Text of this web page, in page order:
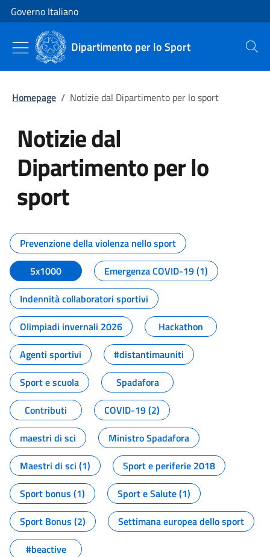
Vai al contenuto
Vai alla navigazione del sito
Governo Italiano
Dipartimento per lo Sport Cerca
Homepage / Notizie dal Dipartimento per lo sport
Notizie dal
Dipartimento per lo
sport
Tutti i contenuti della pagina
Prevenzione della violenza nello sport
5x1000
Emergenza COVID-19 (1)
Indennità collaboratori sportivi
Olimpiadi invernali 2026
Hackathon
Agenti sportivi
#distantimauniti
Sport e scuola
Spadafora
Contributi
COVID-19 (2)
maestri di sci
Ministro Spadafora
Maestri di sci (1)
Sport e periferie 2018
Sport bonus (1)
Sport e Salute (1)
Sport Bonus (2)
Settimana europea dello sport
#beactive